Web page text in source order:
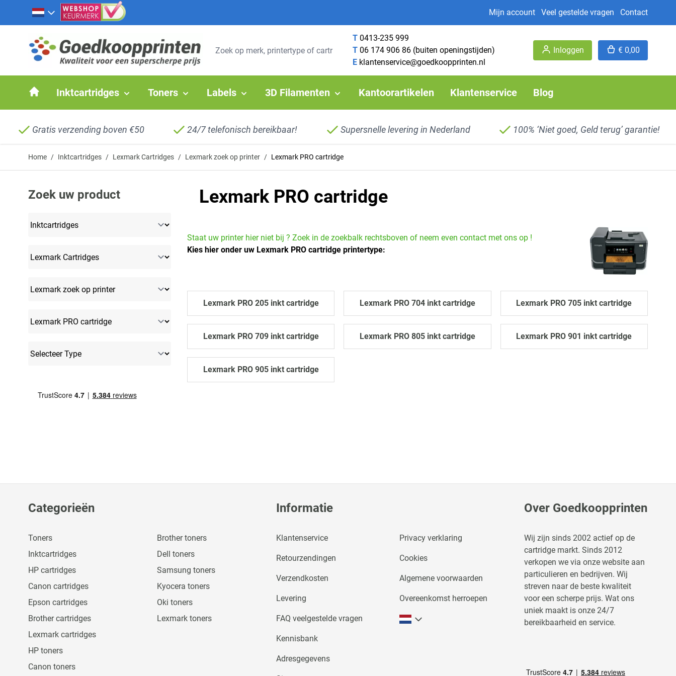
Ga naar de inhoud
Mijn account Veel gestelde vragen Contact
T 0413-235 999
T 06 174 906 86 (buiten openingstijden)
E klantenservice@goedkoopprinten.nl
Inloggen € 0,00
Inktcartridges Toners Labels 3D Filamenten Kantoorartikelen Klantenservice Blog
Gratis verzending boven €50 24/7 telefonisch bereikbaar! Supersnelle levering in Nederland 100% ‘Niet goed, Geld terug’ garantie!
Home / Inktcartridges / Lexmark Cartridges / Lexmark zoek op printer / Lexmark PRO cartridge
Zoek uw product Lexmark PRO cartridge
Staat uw printer hier niet bij ? Zoek in de zoekbalk rechtsboven of neem even contact met ons op !
Kies hier onder uw Lexmark PRO cartridge printertype:
Lexmark PRO 205 inkt cartridge Lexmark PRO 704 inkt cartridge Lexmark PRO 705 inkt cartridge
Lexmark PRO 709 inkt cartridge Lexmark PRO 805 inkt cartridge Lexmark PRO 901 inkt cartridge
Lexmark PRO 905 inkt cartridge
Categorieën
Toners
Inktcartridges
HP cartridges
Canon cartridges
Epson cartridges
Brother cartridges
Lexmark cartridges
HP toners
Canon toners
Brother toners
Dell toners
Samsung toners
Kyocera toners
Oki toners
Lexmark toners
Informatie
Klantenservice
Retourzendingen
Verzendkosten
Levering
FAQ veelgestelde vragen
Kennisbank
Adresgegevens
Privacy verklaring
Cookies
Algemene voorwaarden
Overeenkomst herroepen
Over Goedkoopprinten
Wij zijn sinds 2002 actief op de
cartridge markt. Sinds 2012
verkopen we via onze website aan
particulieren en bedrijven. Wij
streven naar de beste kwaliteit
voor een scherpe prijs. Wat ons
uniek maakt is onze 24/7
bereikbaarheid en service.